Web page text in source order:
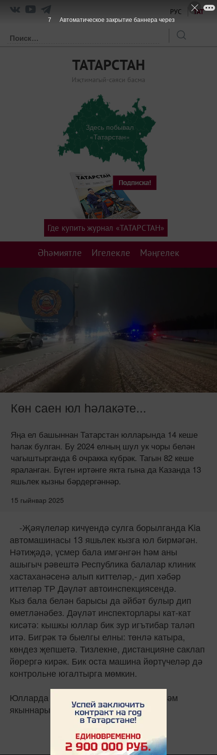
РУС ТАТ
ТАТАРСТАН
Иҗтимагый-сәяси басма
Здесь побывал
«Татарстан»
Әһәмиятле Игелекле Мәңгелек
Где купить журнал «ТАТАРСТАН»
Көн саен юл һәлакәте...
Яңа ел башыннан Татарстан юлларында 14 кеше
һәлак булган. Бу 2024 елның шул ук чоры белән
чагыштырганда 6 очракка күбрәк. Тагын 82 кеше
яраланган. Бүген иртәнге якта гына да Казанда 13
яшьлек кызны бәрдергәннәр.
15 гыйнвар 2025
-Җәяүлеләр кичүендә сулга борылганда Kia
автомашинасы 13 яшьлек кызга юл бирмәгән.
Нәтиҗәдә, үсмер бала имгәнгән һәм аны
ашыгыч рәвештә Республика балалар клиник
хастаханәсенә алып киттеләр,- дип хәбәр
иттеләр ТР Дәүләт автоинспекциясендә.
Кыз бала белән барысы да әйбәт булыр дип
өметләнәбез. Дәүләт инспекторлары кат-кат
кисәтә: кышкы юллар бик зур игътибар таләп
итә. Бигрәк тә быелгы елны: төнлә катыра,
көндез җепшетә. Тизлекне, дистанцияне саклап
йөрергә кирәк. Бик оста машина йөртүчеләр дә
контрольне югалтырга мөмкин.
Юлларда исән-имин йөрик, үзебезне һәм
якыннарыбызны саклыйк!
0
7 Автоматическое закрытие баннера через